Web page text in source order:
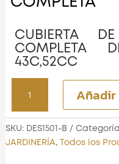
CUBIERTA
COMPLETA
43C,52CC
FILTRO
DE
AIRE
SKU: DES1501-B
JARDINERÍA, Todos los